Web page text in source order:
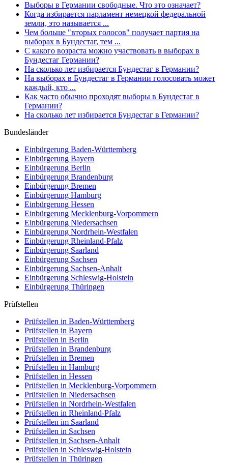
Выборы в Германии свободные. Что это означает?
Когда избирается парламент немецкой федеральной
земли, это называется ...
Чем больше "вторых голосов" получает партия на
выборах в Бундестаг, тем ...
С какого возраста можно участвовать в выборах в
Бундестаг Германии?
На сколько лет избирается Бундестаг в Германии?
На выборах в Бундестаг в Германии голосовать может
каждый, кто ...
Как часто обычно проходят выборы в Бундестаг в
Германии?
На сколько лет избирается Бундестаг в Германии?
Bundesländer
Einbürgerung Baden-Württemberg
Einbürgerung Bayern
Einbürgerung Berlin
Einbürgerung Brandenburg
Einbürgerung Bremen
Einbürgerung Hamburg
Einbürgerung Hessen
Einbürgerung Mecklenburg-Vorpommern
Einbürgerung Niedersachsen
Einbürgerung Nordrhein-Westfalen
Einbürgerung Rheinland-Pfalz
Einbürgerung Saarland
Einbürgerung Sachsen
Einbürgerung Sachsen-Anhalt
Einbürgerung Schleswig-Holstein
Einbürgerung Thüringen
Prüfstellen
Prüfstellen in Baden-Württemberg
Prüfstellen in Bayern
Prüfstellen in Berlin
Prüfstellen in Brandenburg
Prüfstellen in Bremen
Prüfstellen in Hamburg
Prüfstellen in Hessen
Prüfstellen in Mecklenburg-Vorpommern
Prüfstellen in Niedersachsen
Prüfstellen in Nordrhein-Westfalen
Prüfstellen in Rheinland-Pfalz
Prüfstellen im Saarland
Prüfstellen in Sachsen
Prüfstellen in Sachsen-Anhalt
Prüfstellen in Schleswig-Holstein
Prüfstellen in Thüringen